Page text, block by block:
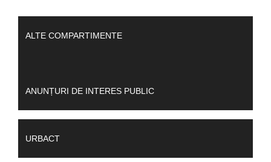
ALTE COMPARTIMENTE
ANUNȚURI DE INTERES PUBLIC
URBACT